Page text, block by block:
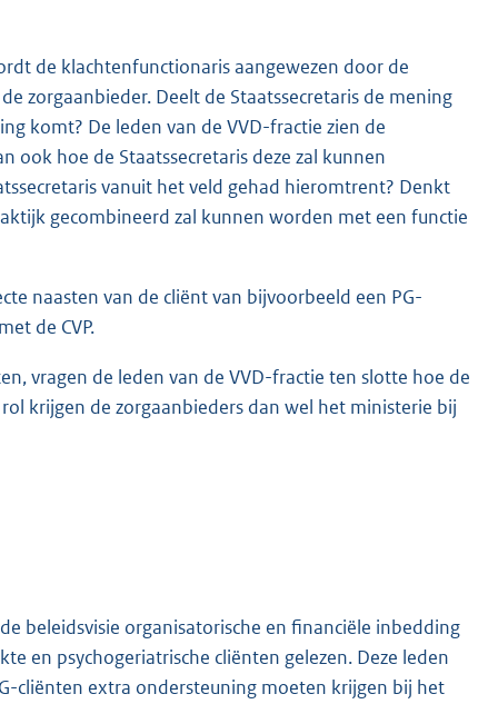
de klachtenfunctionaris aangewezen door de
zorgaanbieder. Deelt de Staatssecretaris de mening
komt? De leden van de VVD-fractie zien de
ook hoe de Staatssecretaris deze zal kunnen
vanuit het veld gehad hieromtrent? Denkt
gecombineerd zal kunnen worden met een functie
naasten van de cliënt van bijvoorbeeld een PG-
de CVP.
vragen de leden van de VVD-fractie ten slotte hoe de
krijgen de zorgaanbieders dan wel het ministerie bij
beleidsvisie organisatorische en financiële inbedding
en psychogeriatrische cliënten gelezen. Deze leden
cliënten extra ondersteuning moeten krijgen bij het